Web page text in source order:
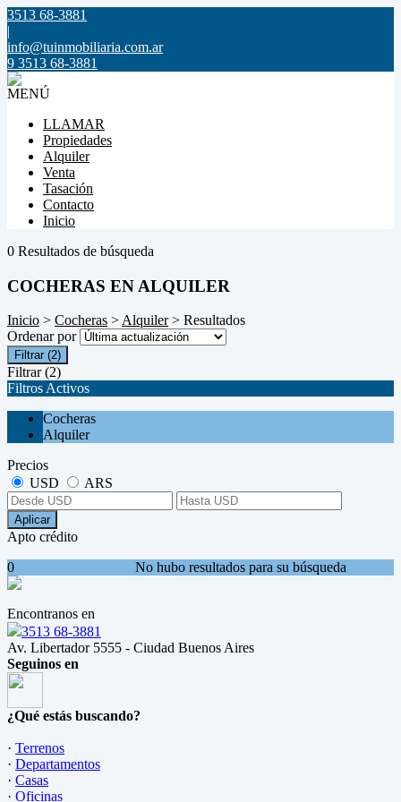
3513 68-3881
|
info@tuinmobiliaria.com.ar
9 3513 68-3881
MENÚ
LLAMAR
Propiedades
Alquiler
Venta
Tasación
Contacto
Inicio
0 Resultados de búsqueda
COCHERAS EN ALQUILER
Inicio > Cocheras >Alquiler> Resultados
Ordenar por
Filtrar (2)
Filtrar (2)
Filtros Activos
Cocheras
Alquiler
Precios
USD
ARS
Aplicar
Apto crédito
No hubo resultados para su búsqueda
0
Encontranos en
3513 68-3881
Av. Libertador 5555 - Ciudad Buenos Aires
Seguinos en
¿Qué estás buscando?
· Terrenos
· Departamentos
· Casas
· Oficinas